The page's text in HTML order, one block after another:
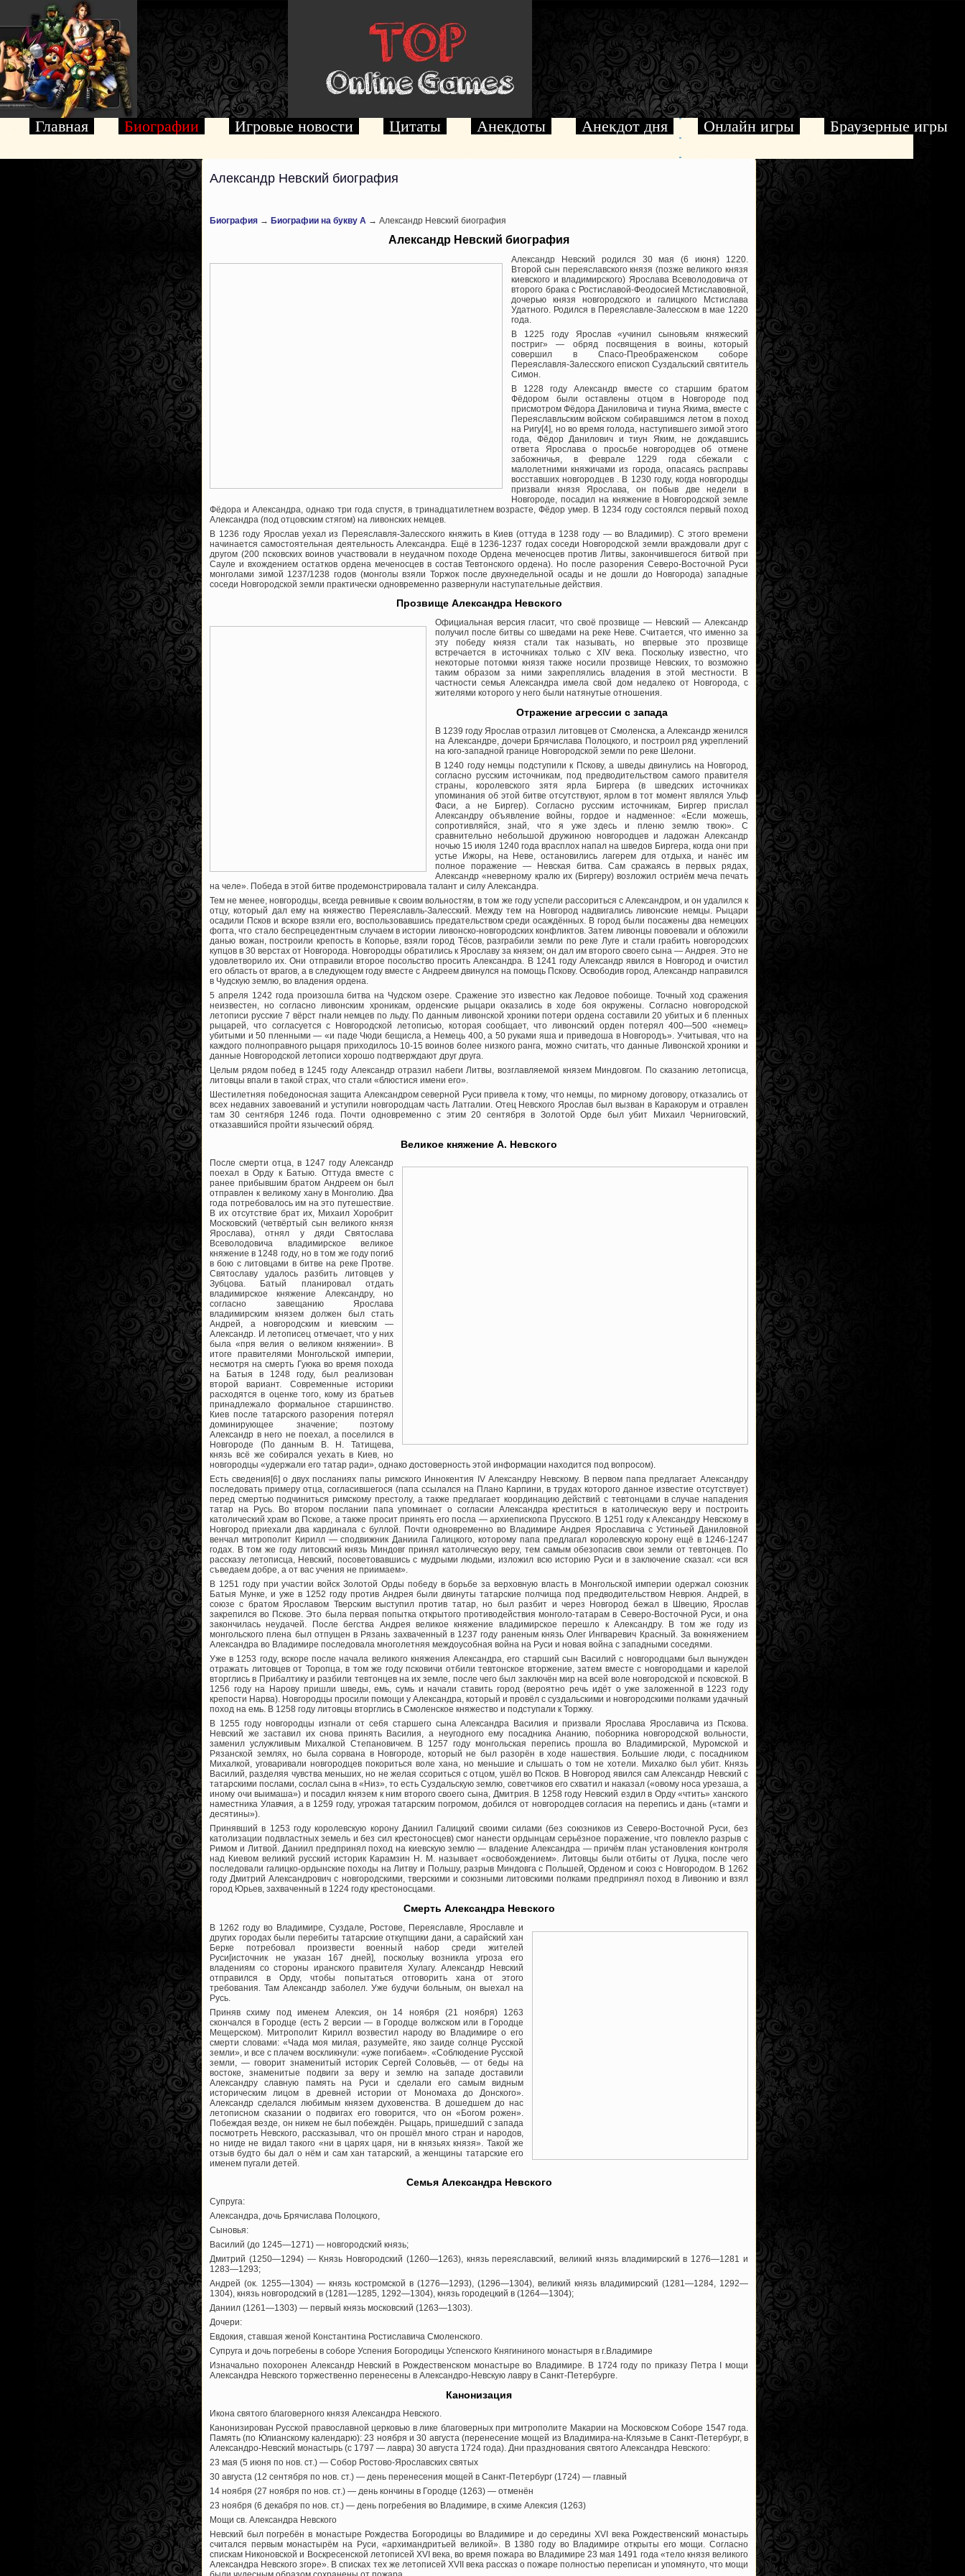
Главная Биографии Игровые новости Цитаты Анекдоты Анекдот дня Онлайн игры Браузерные игры
Александр Невский биография
Биография → Биографии на букву А → Александр Невский биография
Александр Невский биография
Александр Невский родился 30 мая (6 июня) 1220.
Второй сын переяславского князя (позже великого князя
киевского и владимирского) Ярослава Всеволодовича от
второго брака с Ростиславой-Феодосией Мстиславовной,
дочерью князя новгородского и галицкого Мстислава
Удатного. Родился в Переяславле-Залесском в мае 1220
года.
В 1225 году Ярослав «учинил сыновьям княжеский
постриг» — обряд посвящения в воины, который
совершил в Спасо-Преображенском соборе
Переяславля-Залесского епископ Суздальский святитель
Симон.
В 1228 году Александр вместе со старшим братом
Фёдором были оставлены отцом в Новгороде под
присмотром Фёдора Даниловича и тиуна Якима, вместе с
Переяславльским войском собиравшимся летом в поход
на Ригу[4], но во время голода, наступившего зимой этого
года, Фёдор Данилович и тиун Яким, не дождавшись
ответа Ярослава о просьбе новгородцев об отмене
забожничья, в феврале 1229 года сбежали с
малолетними княжичами из города, опасаясь расправы
восставших новгородцев . В 1230 году, когда новгородцы
призвали князя Ярослава, он побыв две недели в
Новгороде, посадил на княжение в Новгородской земле
Фёдора и Александра, однако три года спустя, в тринадцатилетнем возрасте, Фёдор умер. В 1234 году состоялся первый поход
Александра (под отцовским стягом) на ливонских немцев.
В 1236 году Ярослав уехал из Переяславля-Залесского княжить в Киев (оттуда в 1238 году — во Владимир). С этого времени
начинается самостоятельная деятельность Александра. Ещё в 1236-1237 годах соседи Новгородской земли враждовали друг с
другом (200 псковских воинов участвовали в неудачном походе Ордена меченосцев против Литвы, закончившегося битвой при
Сауле и вхождением остатков ордена меченосцев в состав Тевтонского ордена). Но после разорения Северо-Восточной Руси
монголами зимой 1237/1238 годов (монголы взяли Торжок после двухнедельной осады и не дошли до Новгорода) западные
соседи Новгородской земли практически одновременно развернули наступательные действия.
Прозвище Александра Невского
Официальная версия гласит, что своё прозвище — Невский — Александр
получил после битвы со шведами на реке Неве. Считается, что именно за
эту победу князя стали так называть, но впервые это прозвище
встречается в источниках только с XIV века. Поскольку известно, что
некоторые потомки князя также носили прозвище Невских, то возможно
таким образом за ними закреплялись владения в этой местности. В
частности семья Александра имела свой дом недалеко от Новгорода, с
жителями которого у него были натянутые отношения.
Отражение агрессии с запада
В 1239 году Ярослав отразил литовцев от Смоленска, а Александр женился
на Александре, дочери Брячислава Полоцкого, и построил ряд укреплений
на юго-западной границе Новгородской земли по реке Шелони.
В 1240 году немцы подступили к Пскову, а шведы двинулись на Новгород,
согласно русским источникам, под предводительством самого правителя
страны, королевского зятя ярла Биргера (в шведских источниках
упоминания об этой битве отсутствуют, ярлом в тот момент являлся Ульф
Фаси, а не Биргер). Согласно русским источникам, Биргер прислал
Александру объявление войны, гордое и надменное: «Если можешь,
сопротивляйся, знай, что я уже здесь и пленю землю твою». С
сравнительно небольшой дружиною новгородцев и ладожан Александр
ночью 15 июля 1240 года врасплох напал на шведов Биргера, когда они при
устье Ижоры, на Неве, остановились лагерем для отдыха, и нанёс им
полное поражение — Невская битва. Сам сражаясь в первых рядах,
Александр «неверному кралю их (Биргеру) возложил остриём меча печать
на челе». Победа в этой битве продемонстрировала талант и силу Александра.
Тем не менее, новгородцы, всегда ревнивые к своим вольностям, в том же году успели рассориться с Александром, и он удалился к
отцу, который дал ему на княжество Переяславль-Залесский. Между тем на Новгород надвигались ливонские немцы. Рыцари
осадили Псков и вскоре взяли его, воспользовавшись предательством среди осаждённых. В город были посажены два немецких
фогта, что стало беспрецедентным случаем в истории ливонско-новгородских конфликтов. Затем ливонцы повоевали и обложили
данью вожан, построили крепость в Копорье, взяли город Тёсов, разграбили земли по реке Луге и стали грабить новгородских
купцов в 30 верстах от Новгорода. Новгородцы обратились к Ярославу за князем; он дал им второго своего сына — Андрея. Это не
удовлетворило их. Они отправили второе посольство просить Александра. В 1241 году Александр явился в Новгород и очистил
его область от врагов, а в следующем году вместе с Андреем двинулся на помощь Пскову. Освободив город, Александр направился
в Чудскую землю, во владения ордена.
5 апреля 1242 года произошла битва на Чудском озере. Сражение это известно как Ледовое побоище. Точный ход сражения
неизвестен, но согласно ливонским хроникам, орденские рыцари оказались в ходе боя окружены. Согласно новгородской
летописи русские 7 вёрст гнали немцев по льду. По данным ливонской хроники потери ордена составили 20 убитых и 6 пленных
рыцарей, что согласуется с Новгородской летописью, которая сообщает, что ливонский орден потерял 400—500 «немец»
убитыми и 50 пленными — «и паде Чюди бещисла, а Немець 400, а 50 руками яша и приведоша в Новгородъ». Учитывая, что на
каждого полноправного рыцаря приходилось 10-15 воинов более низкого ранга, можно считать, что данные Ливонской хроники и
данные Новгородской летописи хорошо подтверждают друг друга.
Целым рядом побед в 1245 году Александр отразил набеги Литвы, возглавляемой князем Миндовгом. По сказанию летописца,
литовцы впали в такой страх, что стали «блюстися имени его».
Шестилетняя победоносная защита Александром северной Руси привела к тому, что немцы, по мирному договору, отказались от
всех недавних завоеваний и уступили новгородцам часть Латгалии. Отец Невского Ярослав был вызван в Каракорум и отравлен
там 30 сентября 1246 года. Почти одновременно с этим 20 сентября в Золотой Орде был убит Михаил Черниговский,
отказавшийся пройти языческий обряд.
Великое княжение А. Невского
После смерти отца, в 1247 году Александр
поехал в Орду к Батыю. Оттуда вместе с
ранее прибывшим братом Андреем он был
отправлен к великому хану в Монголию. Два
года потребовалось им на это путешествие.
В их отсутствие брат их, Михаил Хоробрит
Московский (четвёртый сын великого князя
Ярослава), отнял у дяди Святослава
Всеволодовича владимирское великое
княжение в 1248 году, но в том же году погиб
в бою с литовцами в битве на реке Протве.
Святославу удалось разбить литовцев у
Зубцова. Батый планировал отдать
владимирское княжение Александру, но
согласно завещанию Ярослава
владимирским князем должен был стать
Андрей, а новгородским и киевским —
Александр. И летописец отмечает, что у них
была «пря велия о великом княжении». В
итоге правителями Монгольской империи,
несмотря на смерть Гуюка во время похода
на Батыя в 1248 году, был реализован
второй вариант. Современные историки
расходятся в оценке того, кому из братьев
принадлежало формальное старшинство.
Киев после татарского разорения потерял
доминирующее значение; поэтому
Александр в него не поехал, а поселился в
Новгороде (По данным В. Н. Татищева,
князь всё же собирался уехать в Киев, но
новгородцы «удержали его татар ради», однако достоверность этой информации находится под вопросом).
Есть сведения[6] о двух посланиях папы римского Иннокентия IV Александру Невскому. В первом папа предлагает Александру
последовать примеру отца, согласившегося (папа ссылался на Плано Карпини, в трудах которого данное известие отсутствует)
перед смертью подчиниться римскому престолу, а также предлагает координацию действий с тевтонцами в случае нападения
татар на Русь. Во втором послании папа упоминает о согласии Александра креститься в католическую веру и построить
католический храм во Пскове, а также просит принять его посла — архиепископа Прусского. В 1251 году к Александру Невскому в
Новгород приехали два кардинала с буллой. Почти одновременно во Владимире Андрея Ярославича с Устиньей Даниловной
венчал митрополит Кирилл — сподвижник Даниила Галицкого, которому папа предлагал королевскую корону ещё в 1246-1247
годах. В том же году литовский князь Миндовг принял католическую веру, тем самым обезопасив свои земли от тевтонцев. По
рассказу летописца, Невский, посоветовавшись с мудрыми людьми, изложил всю историю Руси и в заключение сказал: «си вся
съведаем добре, а от вас учения не приимаем».
В 1251 году при участии войск Золотой Орды победу в борьбе за верховную власть в Монгольской империи одержал союзник
Батыя Мунке, и уже в 1252 году против Андрея были двинуты татарские полчища под предводительством Неврюя. Андрей, в
союзе с братом Ярославом Тверским выступил против татар, но был разбит и через Новгород бежал в Швецию, Ярослав
закрепился во Пскове. Это была первая попытка открытого противодействия монголо-татарам в Северо-Восточной Руси, и она
закончилась неудачей. После бегства Андрея великое княжение владимирское перешло к Александру. В том же году из
монгольского плена был отпущен в Рязань захваченный в 1237 году раненым князь Олег Ингваревич Красный. За вокняжением
Александра во Владимире последовала многолетняя междоусобная война на Руси и новая война с западными соседями.
Уже в 1253 году, вскоре после начала великого княжения Александра, его старший сын Василий с новгородцами был вынужден
отражать литовцев от Торопца, в том же году псковичи отбили тевтонское вторжение, затем вместе с новгородцами и карелой
вторглись в Прибалтику и разбили тевтонцев на их земле, после чего был заключён мир на всей воле новгородской и псковской. В
1256 году на Нарову пришли шведы, емь, сумь и начали ставить город (вероятно речь идёт о уже заложенной в 1223 году
крепости Нарва). Новгородцы просили помощи у Александра, который и провёл с суздальскими и новгородскими полками удачный
поход на емь. В 1258 году литовцы вторглись в Смоленское княжество и подступали к Торжку.
В 1255 году новгородцы изгнали от себя старшего сына Александра Василия и призвали Ярослава Ярославича из Пскова.
Невский же заставил их снова принять Василия, а неугодного ему посадника Ананию, поборника новгородской вольности,
заменил услужливым Михалкой Степановичем. В 1257 году монгольская перепись прошла во Владимирской, Муромской и
Рязанской землях, но была сорвана в Новгороде, который не был разорён в ходе нашествия. Большие люди, с посадником
Михалкой, уговаривали новгородцев покориться воле хана, но меньшие и слышать о том не хотели. Михалко был убит. Князь
Василий, разделяя чувства меньших, но не желая ссориться с отцом, ушёл во Псков. В Новгород явился сам Александр Невский с
татарскими послами, сослал сына в «Низ», то есть Суздальскую землю, советчиков его схватил и наказал («овому носа урезаша, а
иному очи выимаша») и посадил князем к ним второго своего сына, Дмитрия. В 1258 году Невский ездил в Орду «чтить» ханского
наместника Улавчия, а в 1259 году, угрожая татарским погромом, добился от новгородцев согласия на перепись и дань («тамги и
десятины»).
Принявший в 1253 году королевскую корону Даниил Галицкий своими силами (без союзников из Северо-Восточной Руси, без
католизации подвластных земель и без сил крестоносцев) смог нанести ордынцам серьёзное поражение, что повлекло разрыв с
Римом и Литвой. Даниил предпринял поход на киевскую землю — владение Александра — причём план установления контроля
над Киевом великий русский историк Карамзин Н. М. называет «освобождением». Литовцы были отбиты от Луцка, после чего
последовали галицко-ордынские походы на Литву и Польшу, разрыв Миндовга с Польшей, Орденом и союз с Новгородом. В 1262
году Дмитрий Александрович с новгородскими, тверскими и союзными литовскими полками предпринял поход в Ливонию и взял
город Юрьев, захваченный в 1224 году крестоносцами.
Смерть Александра Невского
В 1262 году во Владимире, Суздале, Ростове, Переяславле, Ярославле и
других городах были перебиты татарские откупщики дани, а сарайский хан
Берке потребовал произвести военный набор среди жителей
Руси[источник не указан 167 дней], поскольку возникла угроза его
владениям со стороны иранского правителя Хулагу. Александр Невский
отправился в Орду, чтобы попытаться отговорить хана от этого
требования. Там Александр заболел. Уже будучи больным, он выехал на
Русь.
Приняв схиму под именем Алексия, он 14 ноября (21 ноября) 1263
скончался в Городце (есть 2 версии — в Городце волжском или в Городце
Мещерском). Митрополит Кирилл возвестил народу во Владимире о его
смерти словами: «Чада моя милая, разумейте, яко заиде солнце Русской
земли», и все с плачем воскликнули: «уже погибаем». «Соблюдение Русской
земли, — говорит знаменитый историк Сергей Соловьёв, — от беды на
востоке, знаменитые подвиги за веру и землю на западе доставили
Александру славную память на Руси и сделали его самым видным
историческим лицом в древней истории от Мономаха до Донского».
Александр сделался любимым князем духовенства. В дошедшем до нас
летописном сказании о подвигах его говорится, что он «Богом рожен».
Побеждая везде, он никем не был побеждён. Рыцарь, пришедший с запада
посмотреть Невского, рассказывал, что он прошёл много стран и народов,
но нигде не видал такого «ни в царях царя, ни в князьях князя». Такой же
отзыв будто бы дал о нём и сам хан татарский, а женщины татарские его
именем пугали детей.
Семья Александра Невского
Супруга:
Александра, дочь Брячислава Полоцкого,
Сыновья:
Василий (до 1245—1271) — новгородский князь;
Дмитрий (1250—1294) — Князь Новгородский (1260—1263), князь переяславский, великий князь владимирский в 1276—1281 и
1283—1293;
Андрей (ок. 1255—1304) — князь костромской в (1276—1293), (1296—1304), великий князь владимирский (1281—1284, 1292—
1304), князь новгородский в (1281—1285, 1292—1304), князь городецкий в (1264—1304);
Даниил (1261—1303) — первый князь московский (1263—1303).
Дочери:
Евдокия, ставшая женой Константина Ростиславича Смоленского.
Супруга и дочь погребены в соборе Успения Богородицы Успенского Княгининого монастыря в г.Владимире
Изначально похоронен Александр Невский в Рождественском монастыре во Владимире. В 1724 году по приказу Петра I мощи
Александра Невского торжественно перенесены в Александро-Невскую лавру в Санкт-Петербурге.
Канонизация
Икона святого благоверного князя Александра Невского.
Канонизирован Русской православной церковью в лике благоверных при митрополите Макарии на Московском Соборе 1547 года.
Память (по Юлианскому календарю): 23 ноября и 30 августа (перенесение мощей из Владимира-на-Клязьме в Санкт-Петербург, в
Александро-Невский монастырь (с 1797 — лавра) 30 августа 1724 года). Дни празднования святого Александра Невского:
23 мая (5 июня по нов. ст.) — Собор Ростово-Ярославских святых
30 августа (12 сентября по нов. ст.) — день перенесения мощей в Санкт-Петербург (1724) — главный
14 ноября (27 ноября по нов. ст.) — день кончины в Городце (1263) — отменён
23 ноября (6 декабря по нов. ст.) — день погребения во Владимире, в схиме Алексия (1263)
Мощи св. Александра Невского
Невский был погребён в монастыре Рождества Богородицы во Владимире и до середины XVI века Рождественский монастырь
считался первым монастырём на Руси, «архимандритьей великой». В 1380 году во Владимире открыты его мощи. Согласно
спискам Никоновской и Воскресенской летописей XVI века, во время пожара во Владимире 23 мая 1491 года «тело князя великого
Александра Невского згоре». В списках тех же летописей XVII века рассказ о пожаре полностью переписан и упомянуто, что мощи